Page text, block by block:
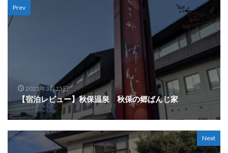
Prev
2021年3月15日
【宿泊レビュー】秋保温泉 秋保の郷ばんじ家
Next